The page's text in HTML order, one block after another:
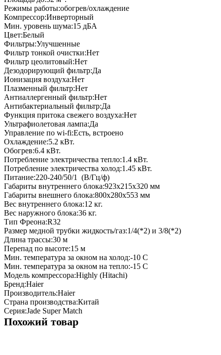
Режимы работы:обогрев/охлаждение
Компрессор:Инверторный
Мин. уровень шума:15 дБА
Цвет:Белый
Фильтры:Улучшенные
Фильтр тонкой очистки:Нет
Фильтр цеолитовый:Нет
Дезодорирующий фильтр:Да
Ионизация воздуха:Нет
Плазменный фильтр:Нет
Антиаллергенный фильтр:Нет
Антибактериальный фильтр:Да
Функция притока свежего воздуха:Нет
Ультрафиолетовая лампа:Да
Управление по wi-fi:Есть, встроено
Охлаждение:5.2 кВт.
Обогрев:6.4 кВт.
Потребление электричества тепло:1.4 кВт.
Потребление электричества холод:1.45 кВт.
Питание:220-240/50/1
(В/Гц/ф)
Габариты внутреннего блока:923x215x320 мм
Габариты внешнего блока:800x280x553 мм
Вес внутреннего блока:12 кг.
Вес наружного блока:36 кг.
Тип Фреона:R32
Размер медной трубки жидкость/газ:1/4(*2) и 3/8(*2)
Длина трассы:30 м
Перепад по высоте:15 м
Мин. температура за окном на холод:-10 С
Мин. температура за окном на тепло:-15 С
Модель компрессора:Highly (Hitachi)
Бренд:Haier
Производитель:Haier
Страна производства:Китай
Серия:Jade Super Match
Похожий товар